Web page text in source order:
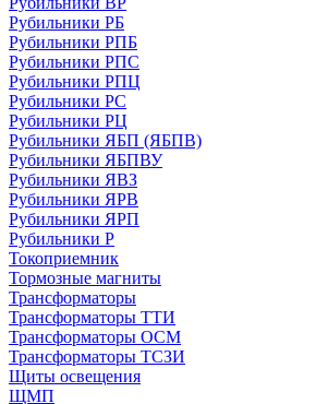
Рубильники РБ
Рубильники РПБ
Рубильники РПС
Рубильники РПЦ
Рубильники РС
Рубильники РЦ
Рубильники ЯБП (ЯБПВ)
Рубильники ЯБПВУ
Рубильники ЯВЗ
Рубильники ЯРВ
Рубильники ЯРП
Рубильники Р
Токоприемник
Тормозные магниты
Трансформаторы
Трансформаторы ТТИ
Трансформаторы ОСМ
Трансформаторы ТСЗИ
Щиты освещения
ЩМП